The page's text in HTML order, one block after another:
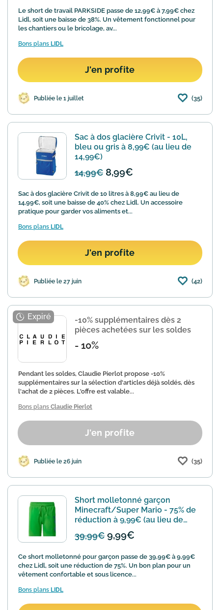
Le short de travail PARKSIDE passe de 12,99€ à 7,99€ chez
Lidl, soit une baisse de 38%. Un vêtement fonctionnel pour
les chantiers ou le bricolage, av...
Bons plans LIDL
J'en profite
Publiée le 1 juillet (35)
Sac à dos glacière Crivit - 10L,
bleu ou gris à 8,99€ (au lieu de
14,99€)
14,99€ 8,99€
Sac à dos glacière Crivit de 10 litres à 8,99€ au lieu de
14,99€, soit une baisse de 40% chez Lidl. Un accessoire
pratique pour garder vos aliments et...
Bons plans LIDL
J'en profite
Publiée le 27 juin (42)
-10% supplémentaires dès 2
pièces achetées sur les soldes
- 10%
Pendant les soldes, Claudie Pierlot propose -10%
supplémentaires sur la sélection d'articles déjà soldés, dès
l'achat de 2 pièces. L'offre est valable...
Bons plans Claudie Pierlot
J'en profite
Publiée le 26 juin (35)
Short molletonné garçon
Minecraft/Super Mario - 75% de
réduction à 9,99€ (au lieu de
39,99€ 9,99€
Ce short molletonné pour garçon passe de 39,99€ à 9,99€
chez Lidl, soit une réduction de 75%. Un bon plan pour un
vêtement confortable et sous licence...
Bons plans LIDL